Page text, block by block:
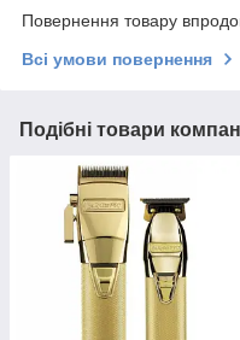
Повернення товару
Всі умови повернення
Подібні товари